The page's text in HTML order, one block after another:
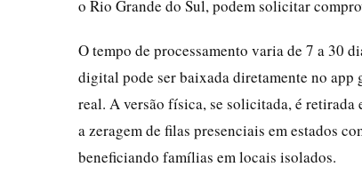
o Rio Grande do Sul, podem solicitar
O tempo de processamento varia de 7 a 30
digital pode ser baixada diretamente no app
real. A versão física, se solicitada, é retirada
a zeragem de filas presenciais em estados
beneficiando famílias em locais isolados.